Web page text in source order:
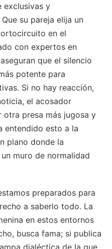
exclusivas y
su pareja elija un
en el
con expertos en
que el silencio
potente para
Si no hay reacción,
el acosador
presa más jugosa y
entendido esto a la
plano donde la
muro de normalidad
preparados para
a saberlo todo. La
en estos entornos
busca fama; si publica
dialéctica de la que